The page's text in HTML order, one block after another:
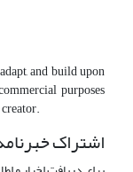
and build upon
purposes
اشتراک